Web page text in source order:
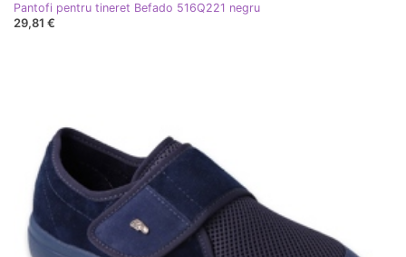
Pantofi pentru tineret Befado 516Q221 negru
29,81 €